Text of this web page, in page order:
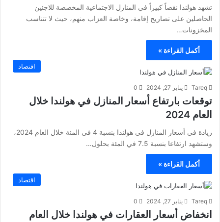
تشهد هولندا نقصاً كبيراً في المنازل الاجتماعية المخصصة للاجئين
الحاصلين على تصاريح إقامة، وخاصة العزاب منهم، حيث لا تتناسب
المخزونات…
أكمل القراءة »
اقتصاد
Tareq يناير 27, 2024 0
توقعات بارتفاع أسعار المنازل في هولندا خلال
العام 2024
زيادة في أسعار المنازل في هولندا بنسبة 4 في المئة خلال العام 2024،
وستشهد ارتفاعا بنسبة 7.5 في المئة بحلول…
أكمل القراءة »
اقتصاد
Tareq يناير 27, 2024 0
انخفاض أسعار العقارات في هولندا خلال العام